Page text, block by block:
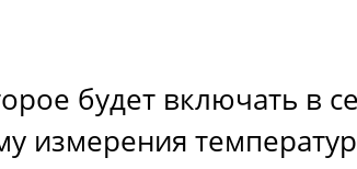
будет включать в
измерения